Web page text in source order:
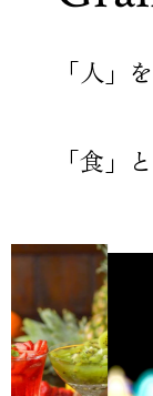
「人」
「食」